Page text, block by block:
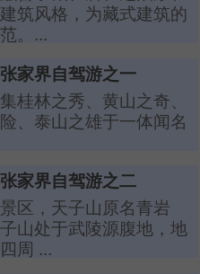
筑风格，为藏式建筑的
。...
家界自驾游之一
桂林之秀、黄山之奇、
、泰山之雄于一体闻名
家界自驾游之二
区，天子山原名青岩
山处于武陵源腹地，地
周 ...